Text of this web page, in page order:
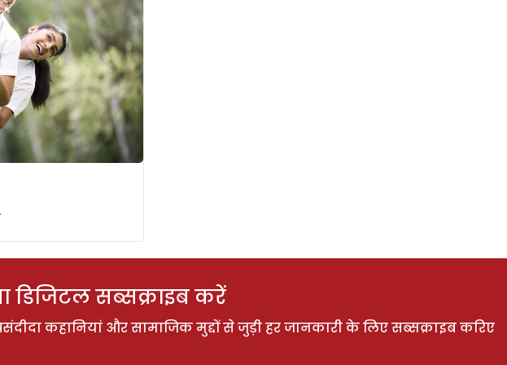
डिजिटल सब्सक्राइब करें
कहानियां और सामाजिक मुद्दों से जुड़ी हर जानकारी के लिए सब्सक्राइब करिए